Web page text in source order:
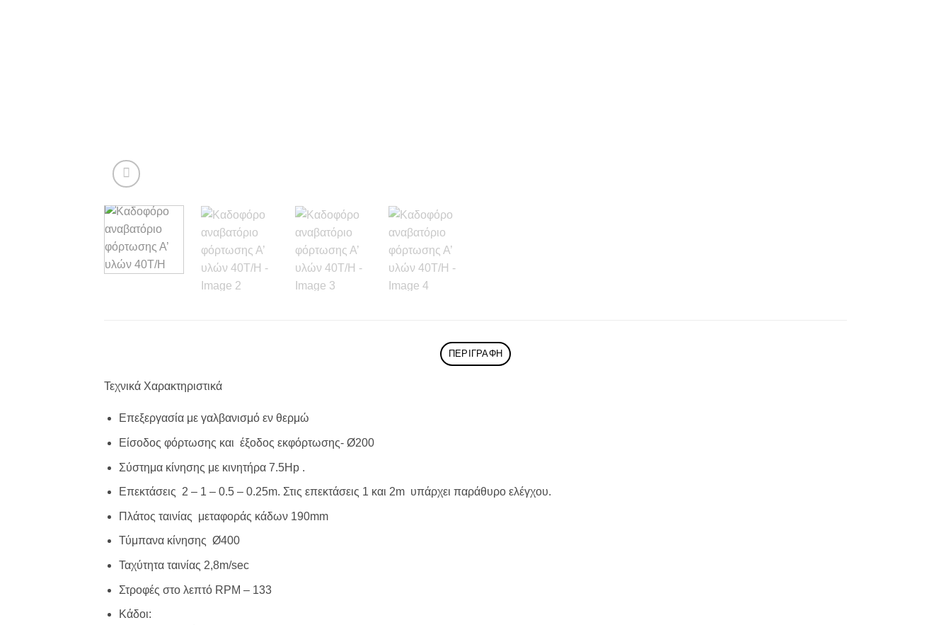
ΠΕΡΙΓΡΑΦΉ
Τεχνικά Χαρακτηριστικά
Επεξεργασία με γαλβανισμό εν θερμώ
Είσοδος φόρτωσης και έξοδος εκφόρτωσης- Ø200
Σύστημα κίνησης με κινητήρα 7.5Hp .
Επεκτάσεις 2 – 1 – 0.5 – 0.25m. Στις επεκτάσεις 1 και 2m υπάρχει παράθυρο ελέγχου.
Πλάτος ταινίας μεταφοράς κάδων 190mm
Τύμπανα κίνησης Ø400
Ταχύτητα ταινίας 2,8m/sec
Στροφές στο λεπτό RPM – 133
Κάδοι: